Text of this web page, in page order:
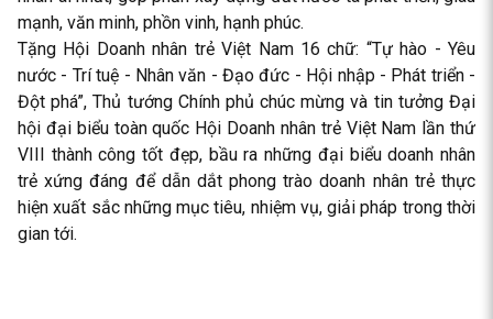
mạnh, văn minh, phồn vinh, hạnh phúc.
Tặng Hội Doanh nhân trẻ Việt Nam 16 chữ: “Tự hào - Yêu
nước - Trí tuệ - Nhân văn - Đạo đức - Hội nhập - Phát triển -
Đột phá”, Thủ tướng Chính phủ chúc mừng và tin tưởng Đại
hội đại biểu toàn quốc Hội Doanh nhân trẻ Việt Nam lần thứ
VIII thành công tốt đẹp, bầu ra những đại biểu doanh nhân
trẻ xứng đáng để dẫn dắt phong trào doanh nhân trẻ thực
hiện xuất sắc những mục tiêu, nhiệm vụ, giải pháp trong thời
gian tới.